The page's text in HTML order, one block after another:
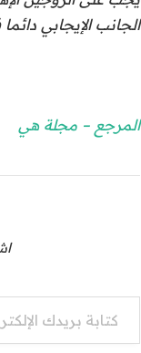
الجانب الإيجابي
المرجع – مجلة هي
كتابة بريدك الإلكتروني...